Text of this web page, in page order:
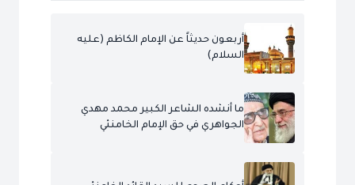
أربعون حديثاً عن الإمام الكاظم (عليه
السلام)
ما أنشده الشاعر الكبير محمد مهدي
الجواهري في حق الإمام الخامنئي